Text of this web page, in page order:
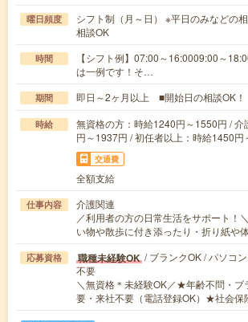
曜日頻度
シフト制（月～日） ※平日のみなどの
相談OK
時間
【シフト例】07:00～16:0009:00～
は一例です！そ…
期間 即日～2ヶ月以上 ■開始日の相談OK！
時給
無資格の方：時給1240円～1550円 / 介
円～1937円 / 初任者以上：時給1450円
交通費
全額支給
仕事内容
介護関連
／利用者の方の日常生活をサポート
い物や散歩に付き添ったり・折り紙や
応募資格 職種未経験OK / ブランクOK / パソコ
不要
＼無資格＊未経験OK／★年齢不問・
要・来社不要（電話登録OK）★社会